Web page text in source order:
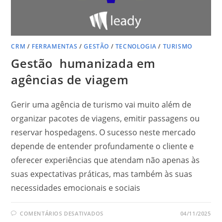
CRM / FERRAMENTAS /GESTÃO / TECNOLOGIA / TURISMO
Gestão humanizada em
agências de viagem
Gerir uma agência de turismo vai muito além de
organizar pacotes de viagens, emitir passagens ou
reservar hospedagens. O sucesso neste mercado
depende de entender profundamente o cliente e
oferecer experiências que atendam não apenas às
suas expectativas práticas, mas também às suas
necessidades emocionais e sociais
COMENTÁRIOS DESATIVADOSEM 04/11/2025